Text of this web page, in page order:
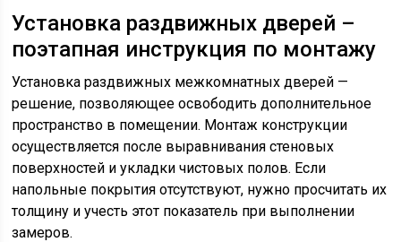
Установка раздвижных дверей –
поэтапная инструкция по монтажу
Установка раздвижных межкомнатных дверей —
решение, позволяющее освободить дополнительное
пространство в помещении. Монтаж конструкции
осуществляется после выравнивания стеновых
поверхностей и укладки чистовых полов. Если
напольные покрытия отсутствуют, нужно просчитать их
толщину и учесть этот показатель при выполнении
замеров.